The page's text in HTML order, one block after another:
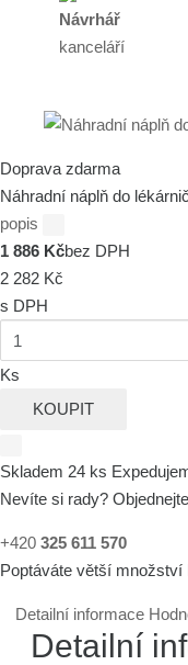
Návrhář
kanceláří
Doprava zdarma
Náhradní náplň do
popis
1 886 Kčbez DPH
2 282 Kč
s DPH
Ks
KOUPIT
Skladem 24 ks
Nevíte si rady?
+420 325 611 570
Poptáváte větší množství
Detailní informace
Detailní